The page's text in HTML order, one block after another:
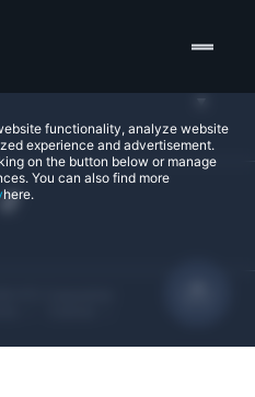
functionality, analyze website
experience and advertisement.
on the button below or manage
You can also find more
here.